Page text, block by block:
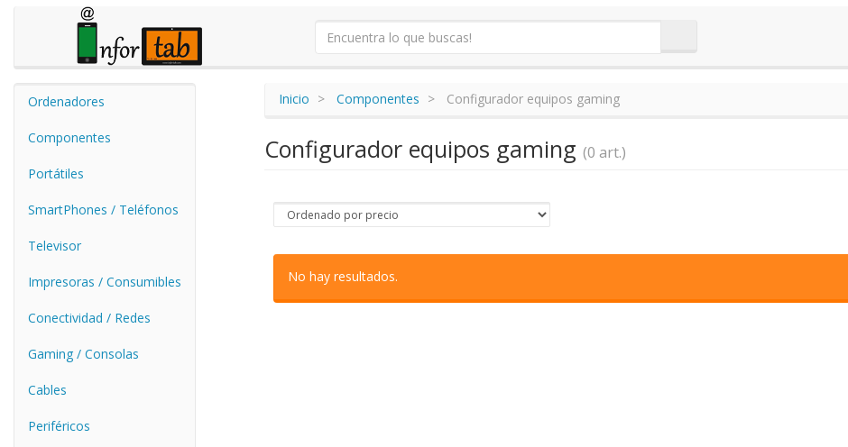
Ordenadores
Componentes
Portátiles
SmartPhones / Teléfonos
Televisor
Impresoras / Consumibles
Conectividad / Redes
Gaming / Consolas
Cables
Periféricos
Inicio Componentes Configurador equipos gaming
Configurador equipos gaming (0 art.)
No hay resultados.